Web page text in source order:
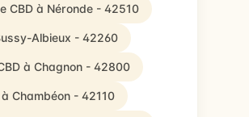
CBD à Néronde - 42510
Albieux - 42260
à Chagnon - 42800
Chambéon - 42110